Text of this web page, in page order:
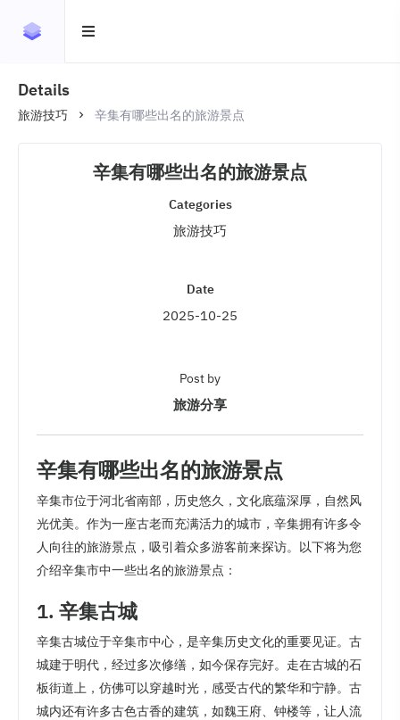
Details
旅游技巧 辛集有哪些出名的旅游景点
辛集有哪些出名的旅游景点
Categories
旅游技巧
Date
2025-10-25
Post by
旅游分享
辛集有哪些出名的旅游景点
辛集市位于河北省南部，历史悠久，文化底蕴深厚，自然风
光优美。作为一座古老而充满活力的城市，辛集拥有许多令
人向往的旅游景点，吸引着众多游客前来探访。以下将为您
介绍辛集市中一些出名的旅游景点：
1. 辛集古城
辛集古城位于辛集市中心，是辛集历史文化的重要见证。古
城建于明代，经过多次修缮，如今保存完好。走在古城的石
板街道上，仿佛可以穿越时光，感受古代的繁华和宁静。古
城内还有许多古色古香的建筑，如魏王府、钟楼等，让人流